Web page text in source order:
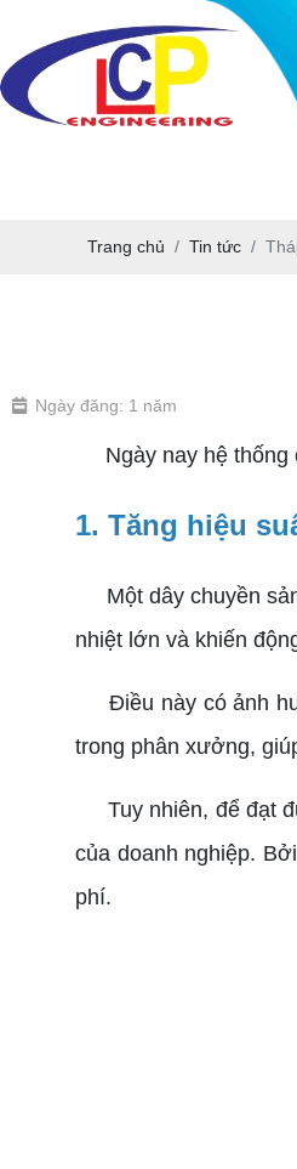
Trang chủ Tin tức
Ngày đăng: 1 năm
Ngày nay hệ thống
1. Tăng hiệu
Một dây chuyền sản
nhiệt lớn và khiến
Điều này có ảnh
trong phân xưởng,
Tuy nhiên, để đạt
của doanh nghiệp.
phí.